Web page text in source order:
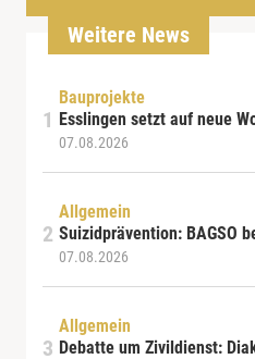
Weitere News
Bauprojekte
Esslingen setzt auf neue
07.08.2026
Allgemein
Suizidprävention: BAGSO
07.08.2026
Allgemein
Debatte um Zivildienst: